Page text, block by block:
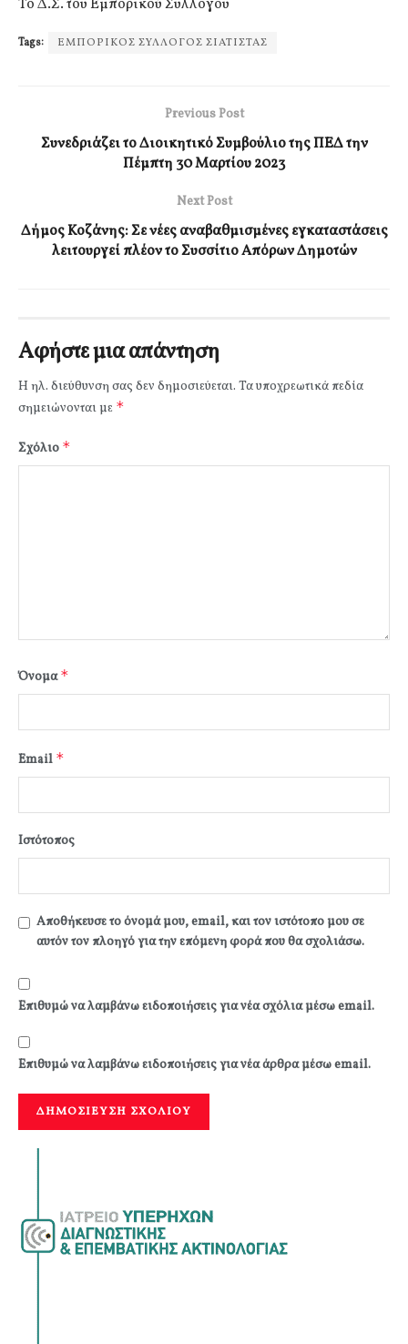
Το Δ.Σ. του Εμπορικού Συλλόγου
Tags: ΕΜΠΟΡΙΚΟΣ ΣΥΛΛΟΓΟΣ ΣΙΑΤΙΣΤΑΣ
Previous Post
Συνεδριάζει το Διοικητικό Συμβούλιο της ΠΕΔ την
Πέμπτη 30 Μαρτίου 2023
Next Post
Δήμος Κοζάνης: Σε νέες αναβαθμισμένες εγκαταστάσεις
λειτουργεί πλέον το Συσσίτιο Απόρων Δημοτών
Αφήστε μια απάντηση
Η ηλ. διεύθυνση σας δεν δημοσιεύεται. Τα υποχρεωτικά πεδία
σημειώνονται με *
Σχόλιο *
Όνομα*
Email *
Ιστότοπος
Αποθήκευσε το όνομά μου, email, και τον ιστότοπο μου σε
αυτόν τον πλοηγό για την επόμενη φορά που θα σχολιάσω.
Επιθυμώ να λαμβάνω ειδοποιήσεις για νέα σχόλια μέσω email.
Επιθυμώ να λαμβάνω ειδοποιήσεις για νέα άρθρα μέσω email.